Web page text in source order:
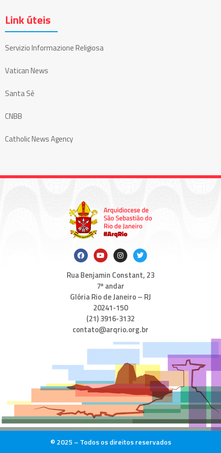
Link úteis
Servizio Informazione Religiosa
Vatican News
Santa Sé
CNBB
Catholic News Agency
Rua Benjamin Constant, 23
7º andar
Glória Rio de Janeiro – RJ
20241-150
(21) 3916-3132
contato@arqrio.org.br
© 2025 – Todos os direitos reservados